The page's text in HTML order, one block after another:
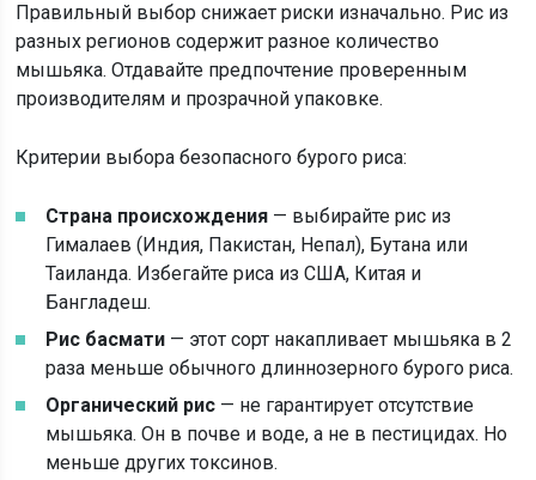
Правильный выбор снижает риски изначально. Рис из
разных регионов содержит разное количество
мышьяка. Отдавайте предпочтение проверенным
производителям и прозрачной упаковке.
Критерии выбора безопасного бурого риса:
Страна происхождения — выбирайте рис из
Гималаев (Индия, Пакистан, Непал), Бутана или
Таиланда. Избегайте риса из США, Китая и
Бангладеш.
Рис басмати — этот сорт накапливает мышьяка в 2
раза меньше обычного длиннозерного бурого риса.
Органический рис — не гарантирует отсутствие
мышьяка. Он в почве и воде, а не в пестицидах. Но
меньше других токсинов.